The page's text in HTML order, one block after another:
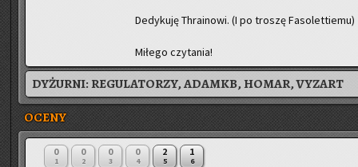
De­dy­ku­ję Thra­ino­wi. (I po tro­szę Fa­so­let­tie­mu)
Mi­łe­go czy­ta­nia!
DYŻURNI:REGULATORZY, ADAMKB, HOMAR, VYZART
OCENY
0
1
0
2
0
3
0
4
2
5
1
6